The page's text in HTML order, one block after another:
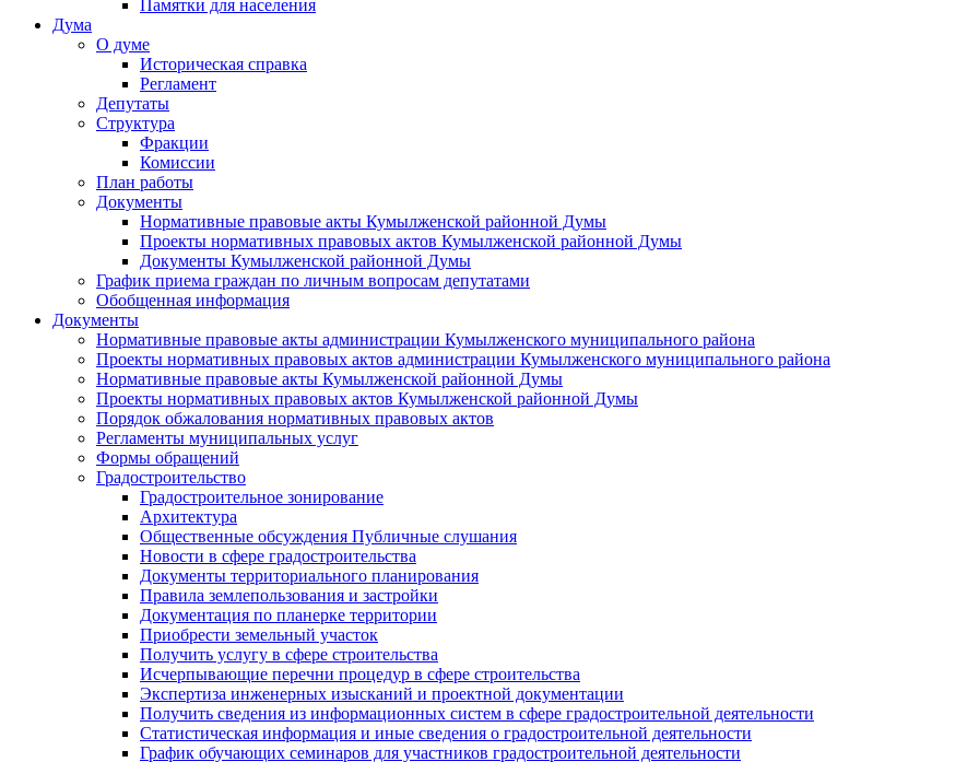
Памятки для населения
Дума
О думе
Историческая справка
Регламент
Депутаты
Структура
Фракции
Комиссии
План работы
Документы
Нормативные правовые акты Кумылженской районной Думы
Проекты нормативных правовых актов Кумылженской районной Думы
Документы Кумылженской районной Думы
График приема граждан по личным вопросам депутатами
Обобщенная информация
Документы
Нормативные правовые акты администрации Кумылженского муниципального района
Проекты нормативных правовых актов администрации Кумылженского муниципального района
Нормативные правовые акты Кумылженской районной Думы
Проекты нормативных правовых актов Кумылженской районной Думы
Порядок обжалования нормативных правовых актов
Регламенты муниципальных услуг
Формы обращений
Градостроительство
Градостроительное зонирование
Архитектура
Общественные обсуждения Публичные слушания
Новости в сфере градостроительства
Документы территориального планирования
Правила землепользования и застройки
Документация по планерке территории
Приобрести земельный участок
Получить услугу в сфере строительства
Исчерпывающие перечни процедур в сфере строительства
Экспертиза инженерных изысканий и проектной документации
Получить сведения из информационных систем в сфере градостроительной деятельности
Статистическая информация и иные сведения о градостроительной деятельности
График обучающих семинаров для участников градостроительной деятельности